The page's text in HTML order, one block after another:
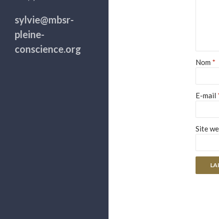
Nom *
E-mail
Site
sylvie@mbsr-
pleine-
conscience.org